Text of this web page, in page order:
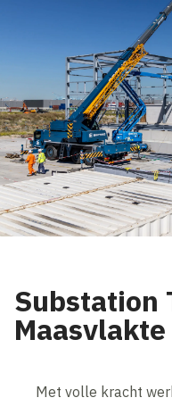
Substation
Maasvlakte
Met volle kracht